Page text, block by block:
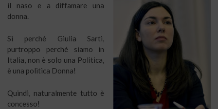
il naso e a diffamare una
donna.
Sì perché Giulia Sarti,
purtroppo perché siamo in
Italia, non è solo una Politica,
è una politica Donna!
Quindi, naturalmente tutto è
concesso!